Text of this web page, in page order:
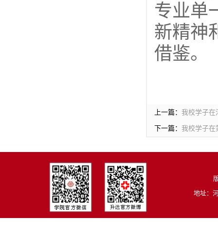
专业单
新精神
借鉴。
上一篇： 我校学子在
下一篇： 我校学子在
地址：